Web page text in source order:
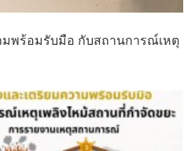
มพร้อมรับมือ กับสถานการณ์เหตุ